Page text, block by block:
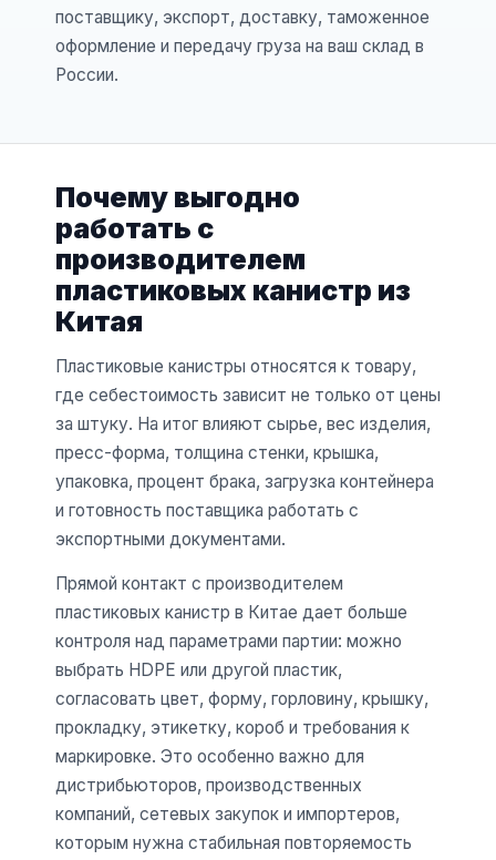
поставщику, экспорт, доставку, таможенное
оформление и передачу груза на ваш склад в
России.
Почему выгодно
работать с
производителем
пластиковых канистр из
Китая
Пластиковые канистры относятся к товару,
где себестоимость зависит не только от цены
за штуку. На итог влияют сырье, вес изделия,
пресс-форма, толщина стенки, крышка,
упаковка, процент брака, загрузка контейнера
и готовность поставщика работать с
экспортными документами.
Прямой контакт с производителем
пластиковых канистр в Китае дает больше
контроля над параметрами партии: можно
выбрать HDPE или другой пластик,
согласовать цвет, форму, горловину, крышку,
прокладку, этикетку, короб и требования к
маркировке. Это особенно важно для
дистрибьюторов, производственных
компаний, сетевых закупок и импортеров,
которым нужна стабильная повторяемость